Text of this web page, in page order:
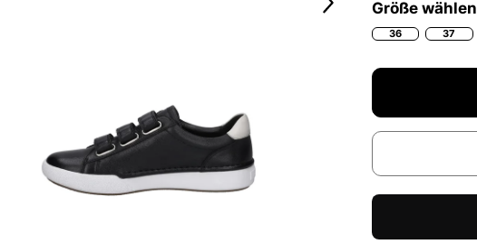
Größe wählen
36 37